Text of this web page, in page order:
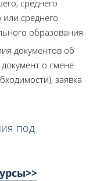
среднего
среднего
образования
документов об
о смене
заявка
под